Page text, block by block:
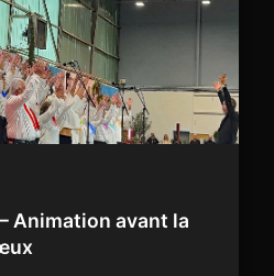
Animation avant la